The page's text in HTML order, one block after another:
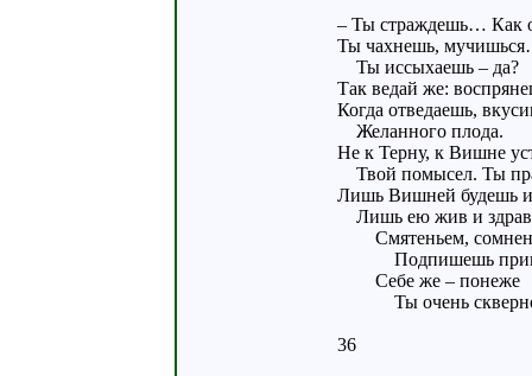
– Ты страждешь… Как
Ты чахнешь,
Ты иссыхаешь – да?
Так ведай же:
Когда отведаешь,
Желанного плода.
Не к Терну, к Вишне
Твой помысел. Ты
Лишь Вишней будешь
Лишь ею жив и
Смятеньем,
Подпишешь
Себе же – понеже
Ты очень скверно
36